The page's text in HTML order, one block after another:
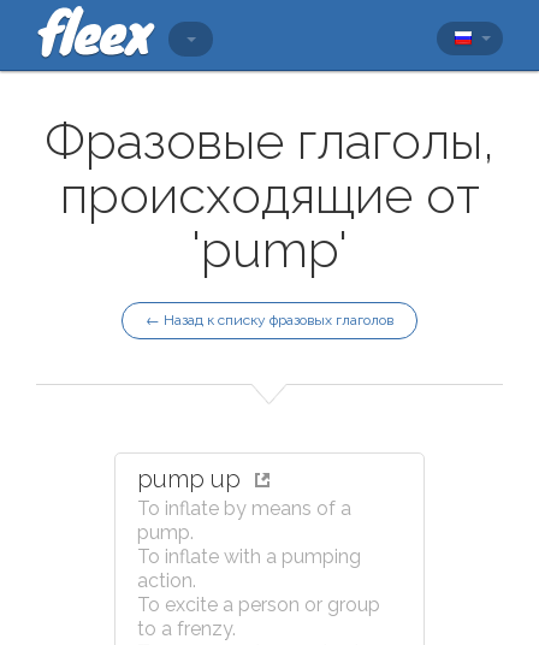
Фразовые глаголы,
происходящие от
'pump'
← Назад к списку фразовых глаголов
pump up
To inflate by means of a
pump.
To inflate with a pumping
action.
To excite a person or group
to a frenzy.